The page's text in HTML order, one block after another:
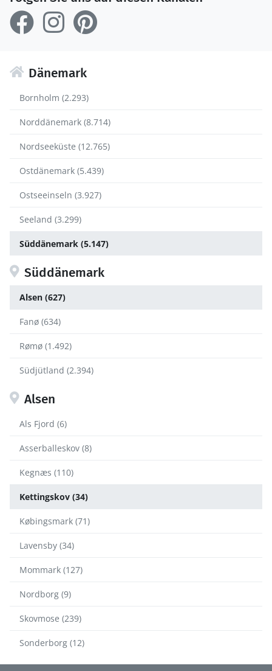
Dänemark
Bornholm (2.293)
Norddänemark (8.714)
Nordseeküste (12.765)
Ostdänemark (5.439)
Ostseeinseln (3.927)
Seeland (3.299)
Süddänemark (5.147)
Süddänemark
Alsen (627)
Fanø (634)
Rømø (1.492)
Südjütland (2.394)
Alsen
Als Fjord (6)
Asserballeskov (8)
Kegnæs (110)
Kettingskov (34)
Købingsmark (71)
Lavensby (34)
Mommark (127)
Nordborg (9)
Skovmose (239)
Sonderborg (12)